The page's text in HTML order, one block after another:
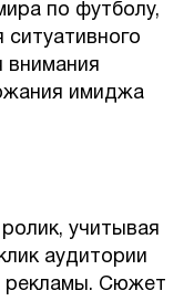
по футболу,
внимания
имиджа
учитывая
аудитории
рекламы. Сюжет